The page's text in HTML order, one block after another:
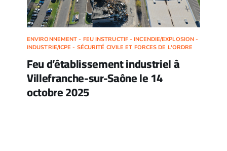
ENVIRONNEMENT - FEU INSTRUCTIF - INCENDIE/EXPLOSION -
INDUSTRIE/ICPE - SÉCURITÉ CIVILE ET FORCES DE L'ORDRE
Feu d’établissement industriel à
Villefranche-sur-Saône le 14
octobre 2025